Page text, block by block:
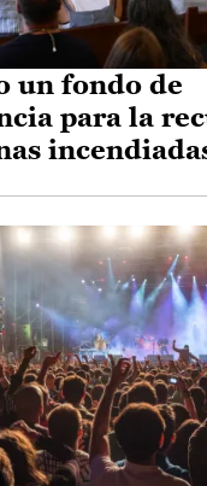
un fondo de
para la